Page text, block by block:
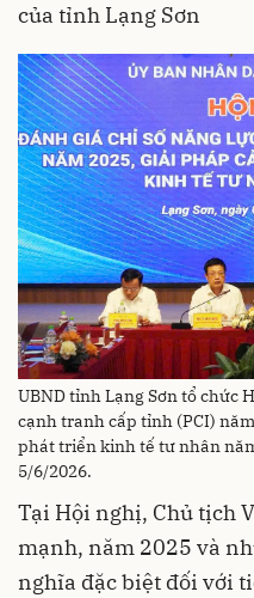
của tỉnh Lạng Sơn
UBND tỉnh Lạng Sơn tổ chức
cạnh tranh cấp tỉnh (PCI)
phát triển kinh tế tư nhân
5/6/2026.
Tại Hội nghị, Chủ tịch
mạnh, năm 2025 và
nghĩa đặc biệt đối với